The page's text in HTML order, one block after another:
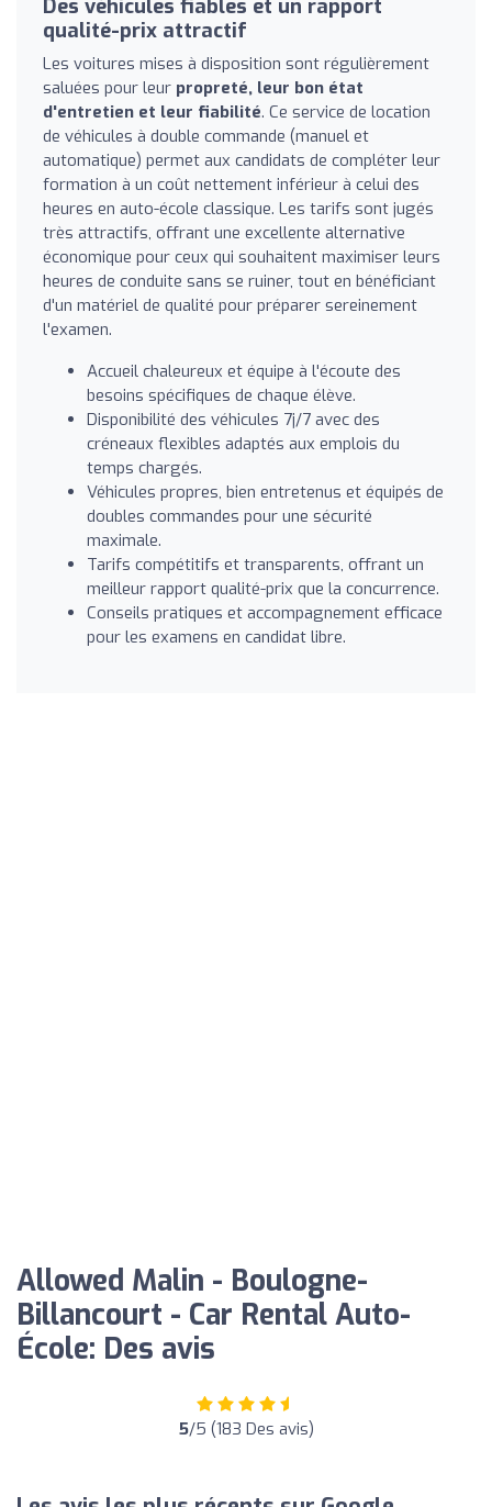
Des véhicules fiables et un rapport
qualité-prix attractif
Les voitures mises à disposition sont régulièrement
saluées pour leur propreté, leur bon état
d'entretien et leur fiabilité. Ce service de location
de véhicules à double commande (manuel et
automatique) permet aux candidats de compléter leur
formation à un coût nettement inférieur à celui des
heures en auto-école classique. Les tarifs sont jugés
très attractifs, offrant une excellente alternative
économique pour ceux qui souhaitent maximiser leurs
heures de conduite sans se ruiner, tout en bénéficiant
d'un matériel de qualité pour préparer sereinement
l'examen.
Accueil chaleureux et équipe à l'écoute des
besoins spécifiques de chaque élève.
Disponibilité des véhicules 7j/7 avec des
créneaux flexibles adaptés aux emplois du
temps chargés.
Véhicules propres, bien entretenus et équipés de
doubles commandes pour une sécurité
maximale.
Tarifs compétitifs et transparents, offrant un
meilleur rapport qualité-prix que la concurrence.
Conseils pratiques et accompagnement efficace
pour les examens en candidat libre.
Allowed Malin - Boulogne-
Billancourt - Car Rental Auto-
École: Des avis
5/5 (183 Des avis)